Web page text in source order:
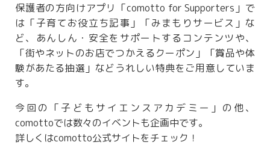
保護者の方向けアプリ「comotto for Supporters」で
は「子育てお役立ち記事」「みまもりサービス」な
ど、あんしん・安全をサポートするコンテンツや、
「街やネットのお店でつかえるクーポン」「賞品や体
験があたる抽選」などうれしい特典をご用意していま
す。
今回の「子どもサイエンスアカデミー」の他、
comottoでは数々のイベントも企画中です。
詳しくはcomotto公式サイトをチェック！